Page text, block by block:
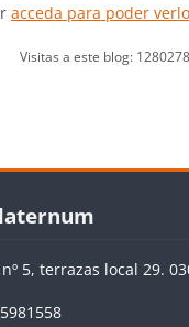
acceda para poder
Visitas a este blog: 1280278
5, terrazas local 29.